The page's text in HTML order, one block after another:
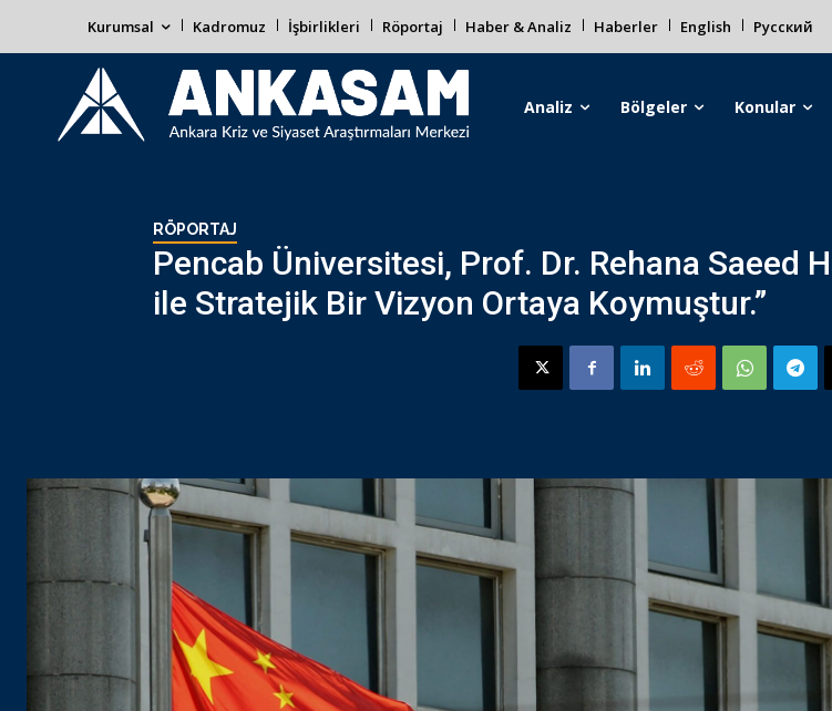
Kurumsal Kadromuz İşbirlikleri Röportaj Haber & Analiz Haberler English Русский
Analiz Bölgeler Konular
RÖPORTAJ
Pencab Üniversitesi, Prof. Dr. Rehana Saeed
ile Stratejik Bir Vizyon Ortaya Koymuştur.”